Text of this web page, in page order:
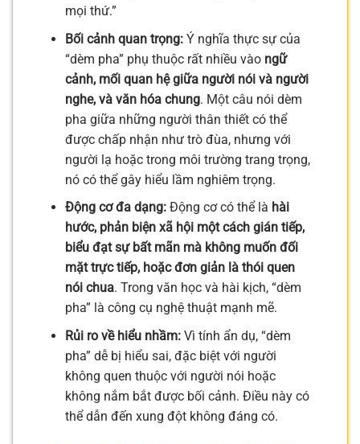
mọi thứ.”
Bối cảnh quan trọng:Ý nghĩa thực sự của
“dèm pha” phụ thuộc rất nhiều vào ngữ
cảnh, mối quan hệ giữa người nói và người
nghe, và văn hóa chung. Một câu nói dèm
pha giữa những người thân thiết có thể
được chấp nhận như trò đùa, nhưng với
người lạ hoặc trong môi trường trang trọng,
nó có thể gây hiểu lầm nghiêm trọng.
Động cơ đa dạng:Động cơ có thể là hài
hước, phản biện xã hội một cách gián tiếp,
biểu đạt sự bất mãn mà không muốn đối
mặt trực tiếp, hoặc đơn giản là thói quen
nói chua. Trong văn học và hài kịch, “dèm
pha” là công cụ nghệ thuật mạnh mẽ.
Rủi ro về hiểu nhầm:Vì tính ẩn dụ, “dèm
pha” dễ bị hiểu sai, đặc biệt với người
không quen thuộc với người nói hoặc
không nắm bắt được bối cảnh. Điều này có
thể dẫn đến xung đột không đáng có.